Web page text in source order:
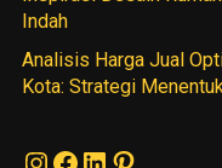
Indah
Analisis Harga Jual
Kota: Strategi